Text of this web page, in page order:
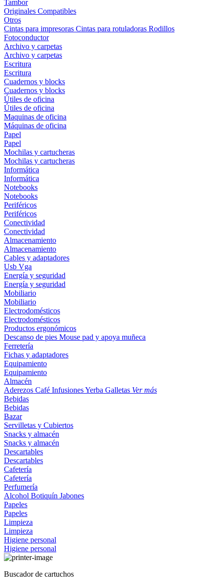
Tambor
Originales Compatibles
Otros
Cintas para impresoras Cintas para rotuladoras Rodillos
Fotoconductor
Archivo y carpetas
Archivo y carpetas
Escritura
Escritura
Cuadernos y blocks
Cuadernos y blocks
Útiles de oficina
Útiles de oficina
Maquinas de oficina
Máquinas de oficina
Papel
Papel
Mochilas y cartucheras
Mochilas y cartucheras
Informática
Informática
Notebooks
Notebooks
Periféricos
Periféricos
Conectividad
Conectividad
Almacenamiento
Almacenamiento
Cables y adaptadores
Usb Vga
Energía y seguridad
Energía y seguridad
Mobiliario
Mobiliario
Electrodomésticos
Electrodomésticos
Productos ergonómicos
Descanso de pies Mouse pad y apoya muñeca
Ferretería
Fichas y adaptadores
Equipamiento
Equipamiento
Almacén
Aderezos Café InfusionesYerba Galletas Ver más
Bebidas
Bebidas
Bazar
Servilletas y Cubiertos
Snacks y almacén
Snacks y almacén
Descartables
Descartables
Cafetería
Cafetería
Perfumería
Alcohol Botiquín Jabones
Papeles
Papeles
Limpieza
Limpieza
Higiene personal
Higiene personal
Buscador de cartuchos